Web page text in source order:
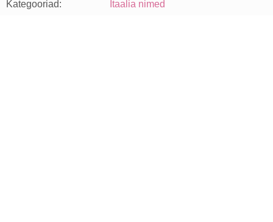
Kategooriad: Itaalia nimed